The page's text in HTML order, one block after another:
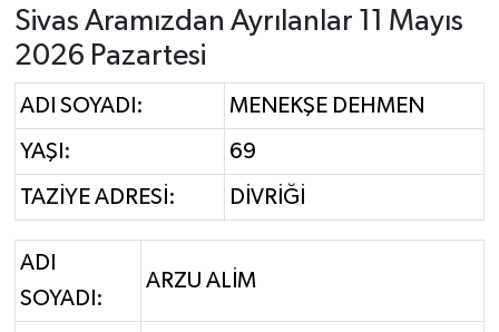
Sivas Aramızdan Ayrılanlar 11 Mayıs
2026 Pazartesi
ADI SOYADI: MENEKŞE DEHMEN
YAŞI: 69
TAZİYE ADRESİ: DİVRİĞİ
ADI
SOYADI:
ARZU ALİM